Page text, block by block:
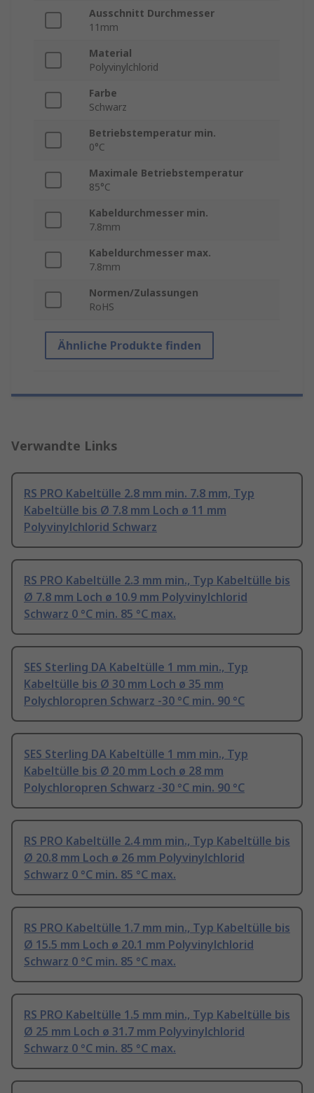
Ausschnitt Durchmesser
11mm
Material
Polyvinylchlorid
Farbe
Schwarz
Betriebstemperatur min.
0°C
Maximale Betriebstemperatur
85°C
Kabeldurchmesser min.
7.8mm
Kabeldurchmesser max.
7.8mm
Normen/Zulassungen
RoHS
Ähnliche Produkte finden
Verwandte Links
RS PRO Kabeltülle 2.8 mm min. 7.8 mm, Typ
Kabeltülle bis Ø 7.8 mm Loch ø 11 mm
Polyvinylchlorid Schwarz
RS PRO Kabeltülle 2.3 mm min., Typ Kabeltülle bis
Ø 7.8 mm Loch ø 10.9 mm Polyvinylchlorid
Schwarz 0 °C min. 85 °C max.
SES Sterling DA Kabeltülle 1 mm min., Typ
Kabeltülle bis Ø 30 mm Loch ø 35 mm
Polychloropren Schwarz -30 °C min. 90 °C
SES Sterling DA Kabeltülle 1 mm min., Typ
Kabeltülle bis Ø 20 mm Loch ø 28 mm
Polychloropren Schwarz -30 °C min. 90 °C
RS PRO Kabeltülle 2.4 mm min., Typ Kabeltülle bis
Ø 20.8 mm Loch ø 26 mm Polyvinylchlorid
Schwarz 0 °C min. 85 °C max.
RS PRO Kabeltülle 1.7 mm min., Typ Kabeltülle bis
Ø 15.5 mm Loch ø 20.1 mm Polyvinylchlorid
Schwarz 0 °C min. 85 °C max.
RS PRO Kabeltülle 1.5 mm min., Typ Kabeltülle bis
Ø 25 mm Loch ø 31.7 mm Polyvinylchlorid
Schwarz 0 °C min. 85 °C max.